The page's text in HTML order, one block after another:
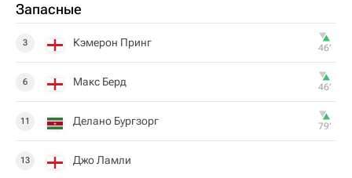
Запасные
3 Кэмерон Принг 46‎’‎
6 Макс Берд 46‎’‎
11 Делано Бургзорг 79‎’‎
13 Джо Ламли